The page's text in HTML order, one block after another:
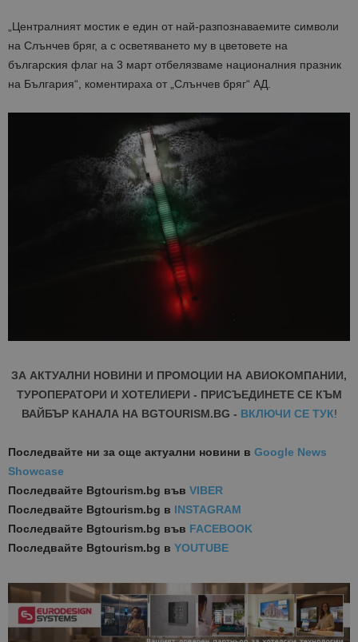
„Централният мостик е един от най-разпознаваемите символи
на Слънчев бряг, а с осветяването му в цветовете на
българския флаг на 3 март отбелязваме националния празник
на България“, коментираха от „Слънчев бряг“ АД.
ЗА АКТУАЛНИ НОВИНИ И ПРОМОЦИИ НА АВИОКОМПАНИИ,
ТУРОПЕРАТОРИ И ХОТЕЛИЕРИ - ПРИСЪЕДИНЕТЕ СЕ КЪМ
ВАЙБЪР КАНАЛА НА BGTOURISM.BG - ВКЛЮЧИ СЕ ТУК!
Последвайте ни за още актуални новини в Google News
Showcase
Последвайте Bgtourism.bg във VIBER
Последвайте Bgtourism.bg в INSTAGRAM
Последвайте Bgtourism.bg във FACEBOOK
Последвайте Bgtourism.bg в YOUTUBE